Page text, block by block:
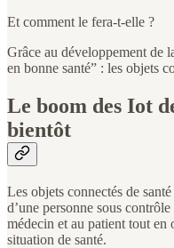
Et comment le fera-t-elle ?
Grâce au développement de
en bonne santé” : les objets
Le boom des Iot
bientôt
Les objets connectés de
d’une personne sous
médecin et au patient tout en
situation de santé.